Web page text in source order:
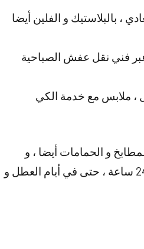
، بالبلاستيك و الفلين أيضا
عبر فني نقل عفش الصباحية
، ملابس مع خدمة الكي
و الحمامات أيضا ، و
تركيب الستائر و الموبيليا و غرف النوم بحسب رغبة العميل ، خدمتنا متاحة على مدار 24 ساعة ، حتى في أيام العطل و